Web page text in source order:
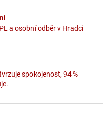
a osobní odběr v Hradci
spokojenost, 94 %